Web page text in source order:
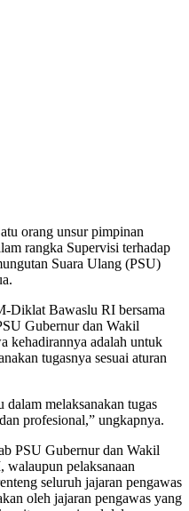
orang unsur pimpinan
rangka Supervisi terhadap
Suara Ulang (PSU)
Diklat Bawaslu RI bersama
Gubernur dan Wakil
kehadirannya adalah untuk
tugasnya sesuai aturan
melaksanakan tugas
profesional,” ungkapnya.
PSU Gubernur dan Wakil
walaupun pelaksanaan
seluruh jajaran pengawas
oleh jajaran pengawas yang